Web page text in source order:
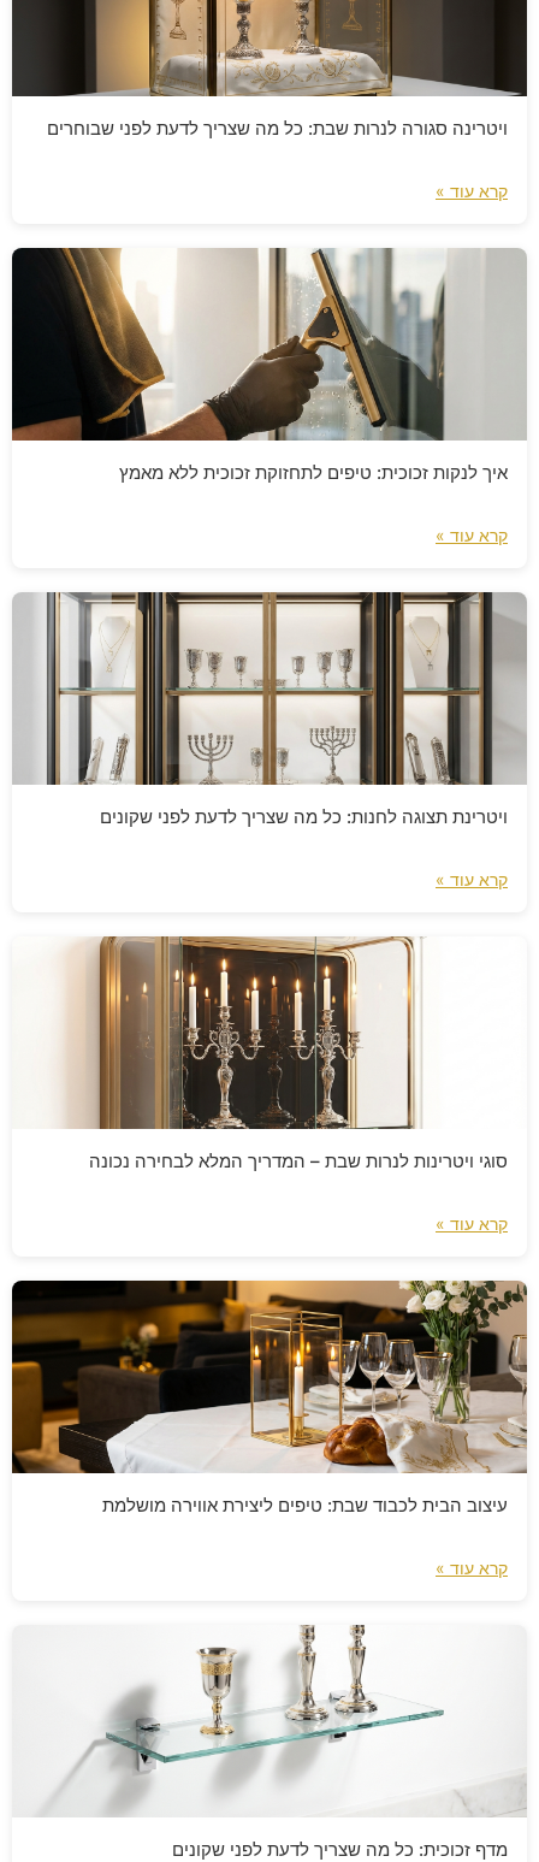
ויטרינה סגורה לנרות שבת: כל מה שצריך לדעת לפני שבוחרים
קרא עוד »
איך לנקות זכוכית: טיפים לתחזוקת זכוכית ללא מאמץ
קרא עוד »
ויטרינת תצוגה לחנות: כל מה שצריך לדעת לפני שקונים
קרא עוד »
סוגי ויטרינות לנרות שבת – המדריך המלא לבחירה נכונה
קרא עוד »
עיצוב הבית לכבוד שבת: טיפים ליצירת אווירה מושלמת
קרא עוד »
מדף זכוכית: כל מה שצריך לדעת לפני שקונים